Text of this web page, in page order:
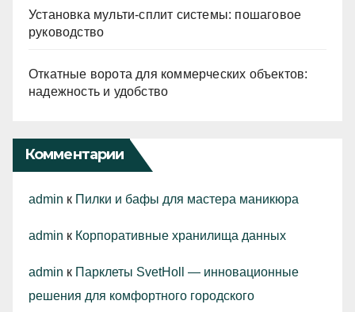
Установка мульти-сплит системы: пошаговое
руководство
Откатные ворота для коммерческих объектов:
надежность и удобство
Комментарии
admin к Пилки и бафы для мастера маникюра
admin к Корпоративные хранилища данных
admin к Парклеты SvetHoll — инновационные
решения для комфортного городского